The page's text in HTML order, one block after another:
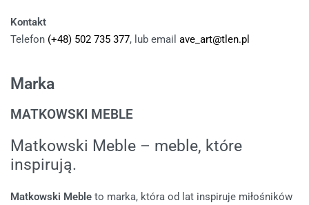
Kontakt
Telefon (+48) 502 735 377, lub email ave_art@tlen.pl
Marka
MATKOWSKI MEBLE
Matkowski Meble – meble, które
inspirują.
Matkowski Meble to marka, która od lat inspiruje miłośników